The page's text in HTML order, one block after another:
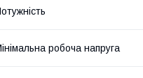
робоча напруга